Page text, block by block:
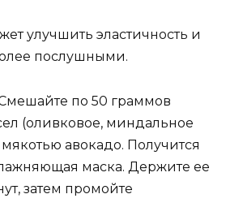
улучшить эластичность и
послушными.
по 50 граммов
(оливковое, миндальное
авокадо. Получится
маска. Держите ее
затем промойте